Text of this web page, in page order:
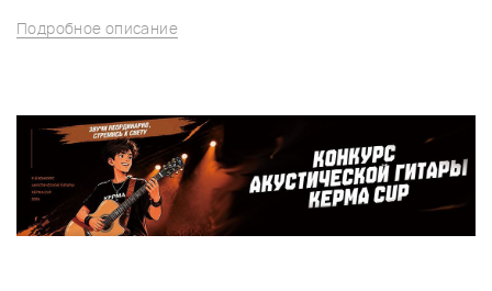
Подробное описание